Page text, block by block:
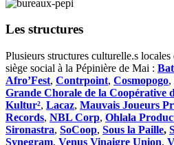
Les structures
Plusieurs structures culturelle.s
siège social à la Pépinière de Mai :
Afro’Fest, Contrpoint, Cosmopogo,
Grande Chorale de la Coopérative
Kultur², Lacaz, Mauvais Joueurs
Records, NBL Corp, Ohlala
Sironastra, SoCoop, Sous la Paille,
Synegram, Venus Vinaigre Union,